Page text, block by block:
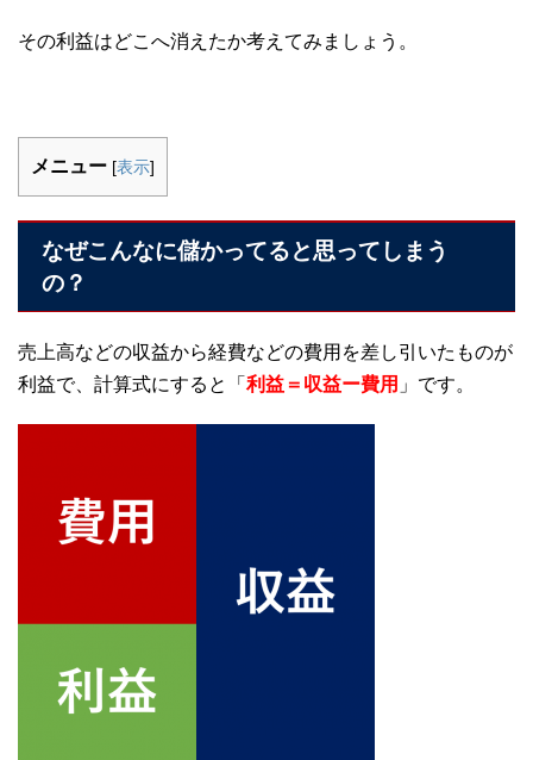
その利益はどこへ消えたか考えてみましょう。
メニュー [表示]
なぜこんなに儲かってると思ってしまう
の？
売上高などの収益から経費などの費用を差し引いたものが
利益で、計算式にすると「 利益＝収益ー費用 」です。